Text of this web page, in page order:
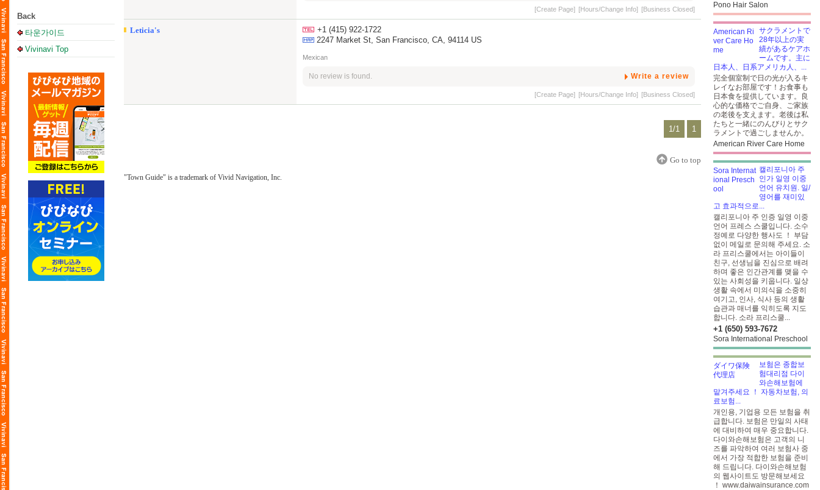
Back
타운가이드
Vivinavi Top
[Create Page] [Hours/Change Info] [Business Closed]
Leticia's
+1 (415) 922-1722
2247 Market St, San Francisco, CA, 94114 US
Mexican
No review is found. Write a review
[Create Page] [Hours/Change Info] [Business Closed]
1/1 1
Go to top
"Town Guide" is a trademark of Vivid Navigation, Inc.
Pono Hair Salon
サクラメントで
28年以上の実
績があるケアホ
ームです。主に
日本人、日系アメリカ人、...
完全個室制で日の光が入るキ
レイなお部屋です！お食事も
日本食を提供しています。良
心的な価格でご自身、ご家族
の老後を支えます。老後は私
たちと一緒にのんびりとサク
ラメントで過ごしませんか。
American River Care Home
캘리포니아 주
인가 일영 이중
언어 유치원. 일/
영어를 재미있
고 효과적으로...
캘리포니아 주 인증 일영 이중
언어 프레스 스쿨입니다. 소수
정예로 다양한 행사도 ！ 부담
없이 메일로 문의해 주세요. 소
라 프리스쿨에서는 아이들이
친구, 선생님을 진심으로 배려
하며 좋은 인간관계를 맺을 수
있는 사회성을 키웁니다. 일상
생활 속에서 미의식을 소중히
여기고, 인사, 식사 등의 생활
습관과 매너를 익히도록 지도
합니다. 소라 프리스쿨...
+1 (650) 593-7672
Sora International Preschool
보험은 종합보
험대리점 다이
와손해보험에
맡겨주세요 ！ 자동차보험, 의
료보험...
개인용, 기업용 모든 보험을 취
급합니다. 보험은 만일의 사태
에 대비하여 매우 중요합니다.
다이와손해보험은 고객의 니
즈를 파악하여 여러 보험사 중
에서 가장 적합한 보험을 준비
해 드립니다. 다이와손해보험
의 웹사이트도 방문해보세요
！ www.daiwainsurance.com